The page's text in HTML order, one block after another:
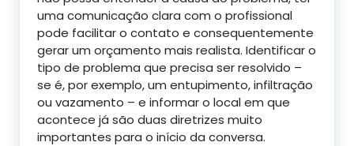
uma comunicação clara com o profissional
pode facilitar o contato e consequentemente
gerar um orçamento mais realista. Identificar o
tipo de problema que precisa ser resolvido –
se é, por exemplo, um entupimento, infiltração
ou vazamento – e informar o local em que
acontece já são duas diretrizes muito
importantes para o início da conversa.